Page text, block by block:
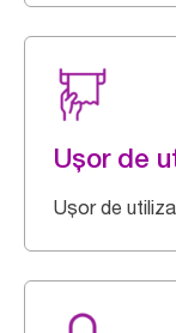
Ușor de
Ușor de